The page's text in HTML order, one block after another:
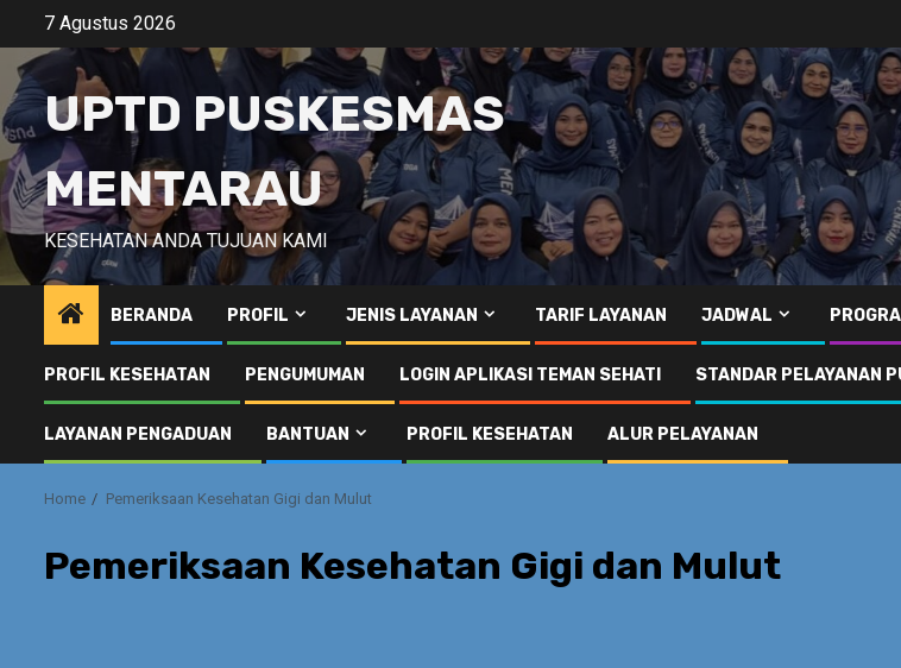
content
7 Agustus 2026
UPTD PUSKESMAS
MENTARAU
KESEHATAN ANDA TUJUAN KAMI
BERANDA PROFIL JENIS LAYANAN TARIF LAYANAN JADWAL
PROFIL KESEHATAN PENGUMUMAN LOGIN APLIKASI TEMAN SEHATI STANDAR PELAYANAN
LAYANAN PENGADUAN BANTUAN PROFIL KESEHATAN ALUR PELAYANAN
Home Pemeriksaan Kesehatan Gigi dan Mulut
Pemeriksaan Kesehatan Gigi dan Mulut